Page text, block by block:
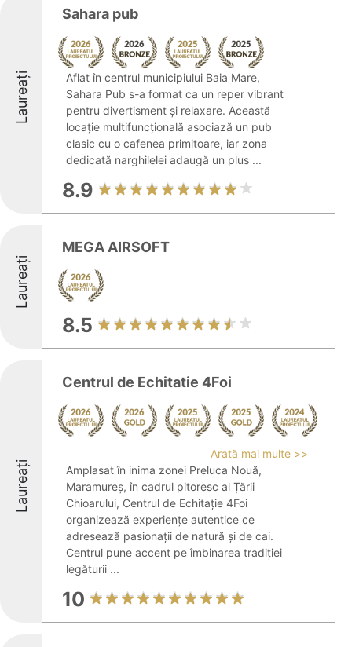
Laureați
Sahara pub
Aflat în centrul municipiului Baia Mare,
Sahara Pub s-a format ca un reper vibrant
pentru divertisment și relaxare. Această
locație multifuncțională asociază un pub
clasic cu o cafenea primitoare, iar zona
dedicată narghilelei adaugă un plus ...
8.9
Laureați
MEGA AIRSOFT
8.5
Laureați
Centrul de Echitatie 4Foi
Arată mai multe >>
Amplasat în inima zonei Preluca Nouă,
Maramureș, în cadrul pitoresc al Țării
Chioarului, Centrul de Echitație 4Foi
organizează experiențe autentice ce
adresează pasionații de natură și de cai.
Centrul pune accent pe îmbinarea tradiției
legăturii ...
10